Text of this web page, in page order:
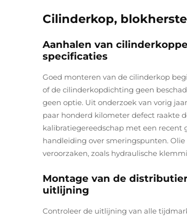
Cilinderkop,
Aanhalen van
specificaties
Goed monteren van de cilinderkop
of de cilinderkopdichting geen
geen optie. Uit onderzoek van vorig
paar honderd kilometer defect raakte
kalibratiegereedschap met een
handleiding over smeringspunten.
veroorzaken, zoals hydraulische
Montage van de
uitlijning
Controleer de uitlijning van alle